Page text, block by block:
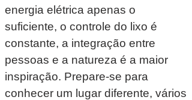
energia elétrica apenas o
suficiente, o controle do lixo é
constante, a integração entre
pessoas e a natureza é a maior
inspiração. Prepare-se para
conhecer um lugar diferente, vários